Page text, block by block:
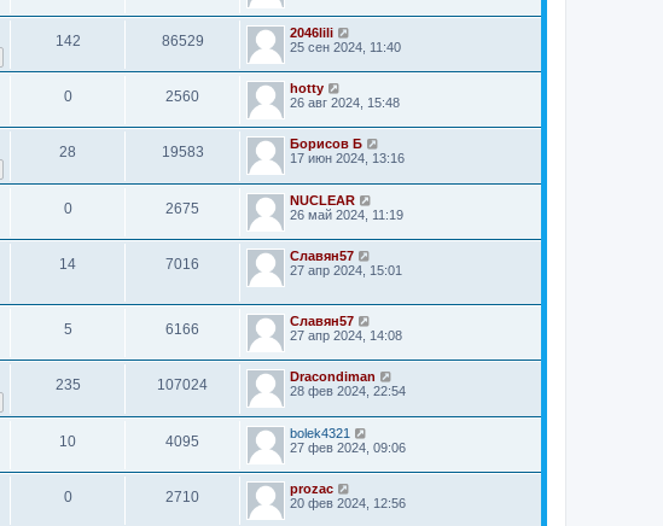
142 86529
2046lili
25 сен 2024, 11:40
0 2560
hotty
26 авг 2024, 15:48
28 19583
Борисов Б
17 июн 2024, 13:16
0 2675
NUCLEAR
26 май 2024, 11:19
14 7016
Славян57
27 апр 2024, 15:01
5 6166
Славян57
27 апр 2024, 14:08
235 107024
Dracondiman
28 фев 2024, 22:54
10 4095
bolek4321
27 фев 2024, 09:06
0 2710
prozac
20 фев 2024, 12:56